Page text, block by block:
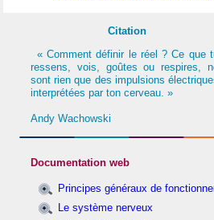
Citation
« Comment définir le réel ? Ce que
ressens, vois, goûtes ou respires,
sont rien que des impulsions
interprétées par ton cerveau. »
Andy Wachowski
Documentation web
Principes généraux de
Le système nerveux